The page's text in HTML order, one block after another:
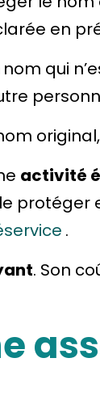
en
qui
activité
protéger
.
. Son